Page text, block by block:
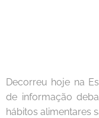
Decorreu hoje na
de informação
hábitos alimentares